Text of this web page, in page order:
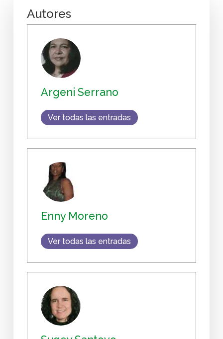
Autores
Argeni Serrano
Ver todas las entradas
Enny Moreno
Ver todas las entradas